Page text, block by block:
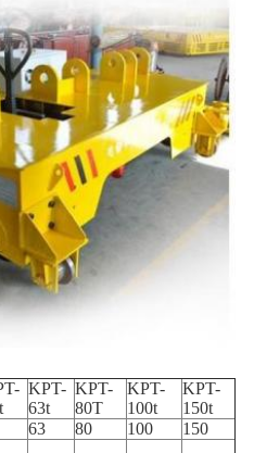
KPT-
63t
KPT-
80T
KPT-
100t
KPT-
150t
63 80 100
150